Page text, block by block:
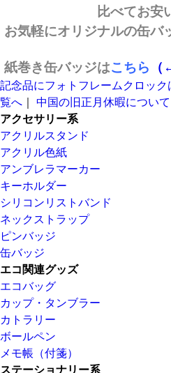
比べてお安
お気軽にオリジナルの缶バ
紙巻き缶バッジはこちら
記念品にフォトフレームクロック
覧へ
中国の旧正月休暇について
アクセサリー系
アクリルスタンド
アクリル色紙
アンブレラマーカー
キーホルダー
シリコンリストバンド
ネックストラップ
ピンバッジ
缶バッジ
エコ関連グッズ
エコバッグ
カップ・タンブラー
カトラリー
ボールペン
メモ帳（付箋）
ステーショナリー系